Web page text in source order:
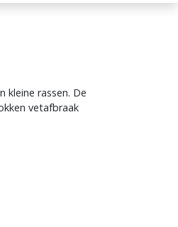
kleine rassen. De
vetafbraak